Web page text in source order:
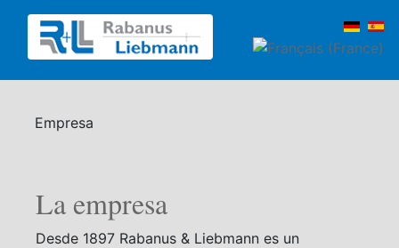
Empresa
La empresa
Desde 1897 Rabanus & Liebmann es un